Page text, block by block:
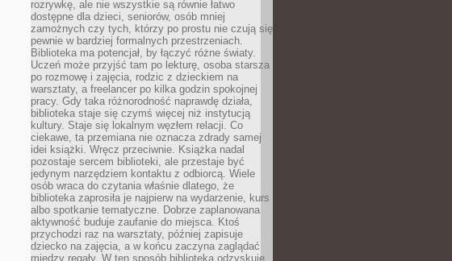
rozrywkę, ale nie wszystkie są równie łatwo
dostępne dla dzieci, seniorów, osób mniej
zamożnych czy tych, którzy po prostu nie czują się
pewnie w bardziej formalnych przestrzeniach.
Biblioteka ma potencjał, by łączyć różne światy.
Uczeń może przyjść tam po lekturę, osoba starsza
po rozmowę i zajęcia, rodzic z dzieckiem na
warsztaty, a freelancer po kilka godzin spokojnej
pracy. Gdy taka różnorodność naprawdę działa,
biblioteka staje się czymś więcej niż instytucją
kultury. Staje się lokalnym węzłem relacji. Co
ciekawe, ta przemiana nie oznacza zdrady samej
idei książki. Wręcz przeciwnie. Książka nadal
pozostaje sercem biblioteki, ale przestaje być
jedynym narzędziem kontaktu z odbiorcą. Wiele
osób wraca do czytania właśnie dlatego, że
biblioteka zaprosiła je najpierw na wydarzenie, kurs
albo spotkanie tematyczne. Dobrze zaplanowana
aktywność buduje zaufanie do miejsca. Ktoś
przychodzi raz na warsztaty, później zapisuje
dziecko na zajęcia, a w końcu zaczyna zaglądać
między regały. W ten sposób biblioteka odzyskuje